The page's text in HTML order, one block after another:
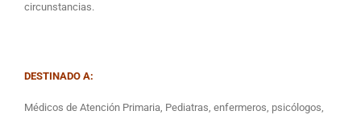
circunstancias.
DESTINADO A:
Médicos de Atención Primaria, Pediatras, enfermeros, psicólogos,